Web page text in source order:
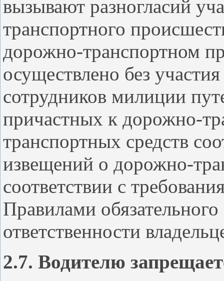
вызывают разногласий
транспортного
дорожно-транспортном
осуществлено без
сотрудников милиции
причастных к дорожно-
транспортных средств
извещений о дорожно-
соответствии с
Правилами
ответственности
2.7. Водителю